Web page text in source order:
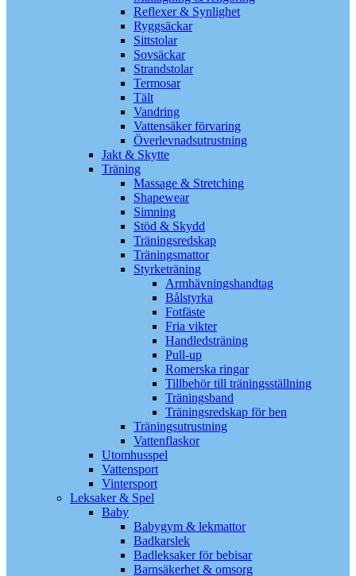
Reflexer & Synlighet
Ryggsäckar
Sittstolar
Sovsäckar
Strandstolar
Termosar
Tält
Vandring
Vattensäker förvaring
Överlevnadsutrustning
Jakt & Skytte
Träning
Massage & Stretching
Shapewear
Simning
Stöd & Skydd
Träningsredskap
Träningsmattor
Styrketräning
Armhävningshandtag
Bålstyrka
Fotfäste
Fria vikter
Handledsträning
Pull-up
Romerska ringar
Tillbehör till träningsställning
Träningsband
Träningsredskap för ben
Träningsutrustning
Vattenflaskor
Utomhusspel
Vattensport
Vintersport
Leksaker & Spel
Baby
Babygym & lekmattor
Badkarslek
Badleksaker för bebisar
Barnsäkerhet & omsorg